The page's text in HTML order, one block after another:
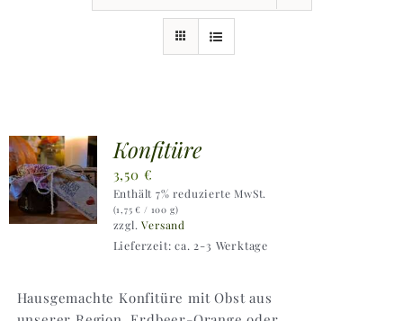
Restaurant
Anfahrt + Kontakt
Konfitüre
3,50 €
Enthält 7% reduzierte MwSt.
(1,75€ / 100 g)
zzgl.Versand
Lieferzeit: ca. 2-3 Werktage
Hausgemachte Konfitüre mit Obst aus